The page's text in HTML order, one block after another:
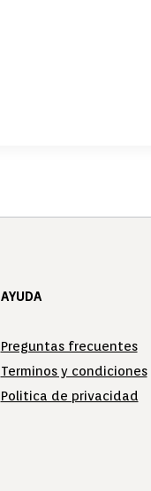
AYUDA
Preguntas frecuentes
Terminos y condiciones
Politica de privacidad